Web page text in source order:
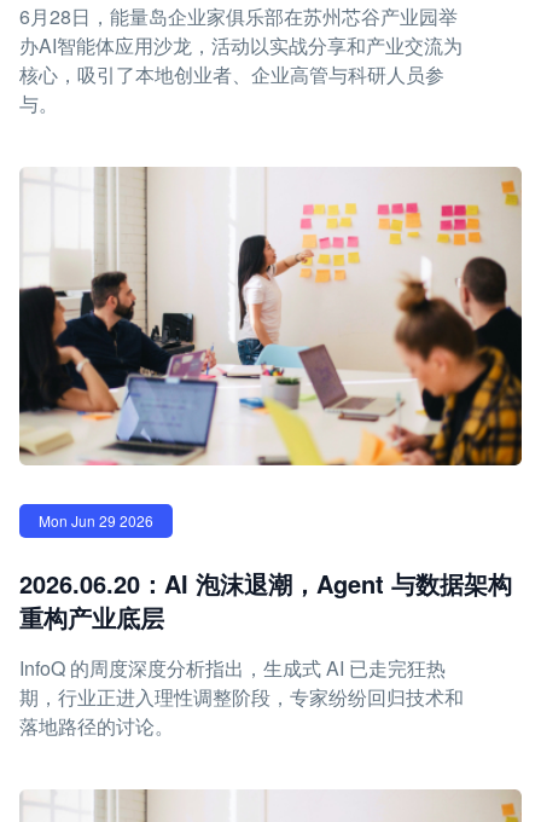
6月28日，能量岛企业家俱乐部在苏州芯谷产业园举
办AI智能体应用沙龙，活动以实战分享和产业交流为
核心，吸引了本地创业者、企业高管与科研人员参
与。
Mon Jun 29 2026
2026.06.20：AI 泡沫退潮，Agent 与数据架构
重构产业底层
InfoQ 的周度深度分析指出，生成式 AI 已走完狂热
期，行业正进入理性调整阶段，专家纷纷回归技术和
落地路径的讨论。